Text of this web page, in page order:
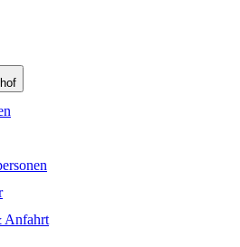
Anfahrt